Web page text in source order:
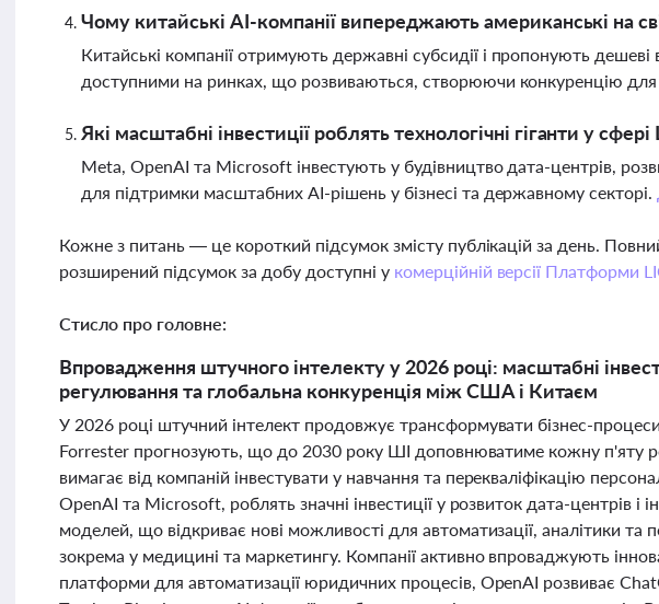
Чому китайські AI-компанії випереджають американські на
Китайські компанії отримують державні субсидії і пропонують
доступними на ринках, що розвиваються, створюючи конкуренцію для
Які масштабні інвестиції роблять технологічні гіганти у
Meta, OpenAI та Microsoft інвестують у будівництво дата-центрів,
для підтримки масштабних AI-рішень у бізнесі та державному секторі.
Кожне з питань — це короткий підсумок змісту публікацій за день.
розширений підсумок за добу доступні у комерційній версії Платформи
Стисло про головне:
Впровадження штучного інтелекту у 2026 році: масштабні
регулювання та глобальна конкуренція між США і Китаєм
У 2026 році штучний інтелект продовжує трансформувати бізнес-
Forrester прогнозують, що до 2030 року ШІ доповнюватиме кожну п'яту
вимагає від компаній інвестувати у навчання та перекваліфікацію
OpenAI та Microsoft, роблять значні інвестиції у розвиток дата-центрів
моделей, що відкриває нові можливості для автоматизації, аналітики та
зокрема у медицині та маркетингу. Компанії активно впроваджують
платформи для автоматизації юридичних процесів, OpenAI розвиває